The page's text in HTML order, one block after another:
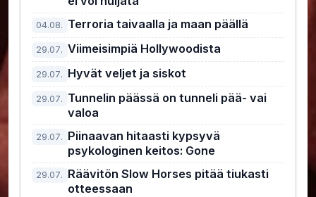
04.08. Terroria taivaalla ja maan päällä
29.07. Viimeisimpiä Hollywoodista
29.07. Hyvät veljet ja siskot
29.07. Tunnelin päässä on tunneli pää- vai
valoa
29.07. Piinaavan hitaasti kypsyvä
psykologinen keitos: Gone
29.07. Räävitön Slow Horses pitää tiukasti
otteessaan